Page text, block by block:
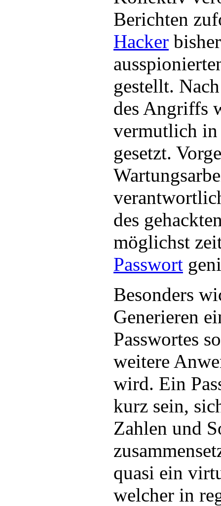
Berichten
Hacker
gestellt.
des Angriffs
vermutlich
gesetzt.
des
möglichst
Passwort
Besonders
Generieren
Passwortes
weitere
wird. Ein
kurz sein,
Zahlen und
quasi ein
welcher in